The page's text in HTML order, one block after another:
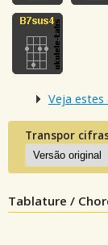
Veja
Transpor
Tablature /